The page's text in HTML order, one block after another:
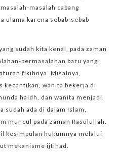
masalah cabang
ulama karena sebab-sebab
sudah kita kenal, pada zaman
permasalahan baru yang
fikihnya. Misalnya,
kecantikan, wanita bekerja di
haidh, dan wanita menjadi
sudah ada di dalam Islam,
muncul pada zaman Rasulullah.
kesimpulan hukumnya melalui
mekanisme ijtihad.